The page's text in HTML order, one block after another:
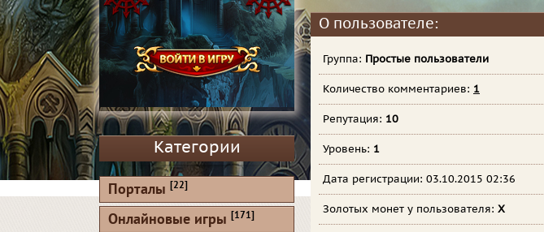
О пользователе:
Группа: Простые пользователи
Количество комментариев: 1
Репутация: 10
Уровень: 1
Дата регистрации: 03.10.2015 02:36
Золотых монет у пользователя: X
Категории
Порталы [22]
Онлайновые игры [171]